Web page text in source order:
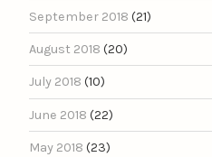
September 2018 (21)
August 2018 (20)
July 2018 (10)
June 2018 (22)
May 2018 (23)